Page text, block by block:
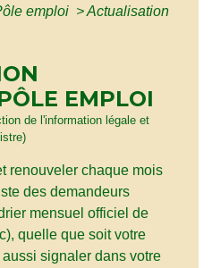
emploi >Actualisation
EMPLOI
de l'information légale et
renouveler chaque mois
des demandeurs
mensuel officiel de
quelle que soit votre
signaler dans votre